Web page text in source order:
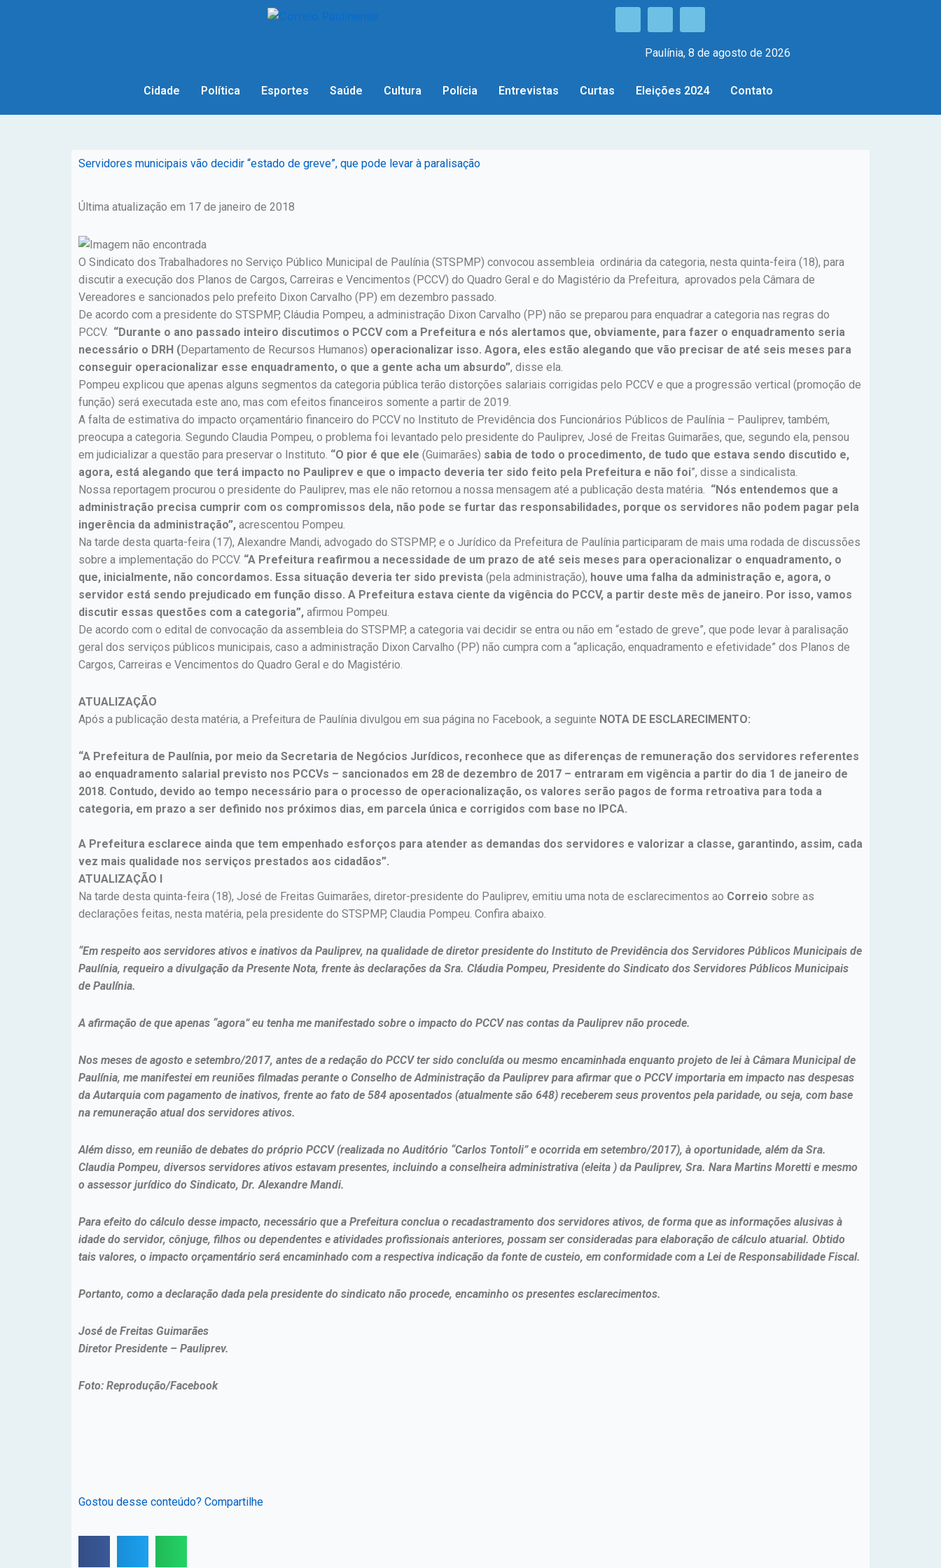
Paulínia, 8 de agosto de 2026
Cidade Política Esportes Saúde Cultura Polícia Entrevistas Curtas Eleições 2024 Contato
Servidores municipais vão decidir “estado de greve”, que pode levar à paralisação
Última atualização em 17 de janeiro de 2018
O Sindicato dos Trabalhadores no Serviço Público Municipal de Paulínia (STSPMP) convocou assembleia ordinária da categoria, nesta quinta-feira (18), para
discutir a execução dos Planos de Cargos, Carreiras e Vencimentos (PCCV) do Quadro Geral e do Magistério da Prefeitura, aprovados pela Câmara de
Vereadores e sancionados pelo prefeito Dixon Carvalho (PP) em dezembro passado.
De acordo com a presidente do STSPMP, Cláudia Pompeu, a administração Dixon Carvalho (PP) não se preparou para enquadrar a categoria nas regras do
PCCV. “Durante o ano passado inteiro discutimos o PCCV com a Prefeitura e nós alertamos que, obviamente, para fazer o enquadramento seria
necessário o DRH (Departamento de Recursos Humanos) operacionalizar isso. Agora, eles estão alegando que vão precisar de até seis meses para
conseguir operacionalizar esse enquadramento, o que a gente acha um absurdo”, disse ela.
Pompeu explicou que apenas alguns segmentos da categoria pública terão distorções salariais corrigidas pelo PCCV e que a progressão vertical (promoção de
função) será executada este ano, mas com efeitos financeiros somente a partir de 2019.
A falta de estimativa do impacto orçamentário financeiro do PCCV no Instituto de Previdência dos Funcionários Públicos de Paulínia – Pauliprev, também,
preocupa a categoria. Segundo Claudia Pompeu, o problema foi levantado pelo presidente do Pauliprev, José de Freitas Guimarães, que, segundo ela, pensou
em judicializar a questão para preservar o Instituto. “O pior é que ele (Guimarães) sabia de todo o procedimento, de tudo que estava sendo discutido e,
agora, está alegando que terá impacto no Pauliprev e que o impacto deveria ter sido feito pela Prefeitura e não foi”, disse a sindicalista.
Nossa reportagem procurou o presidente do Pauliprev, mas ele não retornou a nossa mensagem até a publicação desta matéria. “Nós entendemos que a
administração precisa cumprir com os compromissos dela, não pode se furtar das responsabilidades, porque os servidores não podem pagar pela
ingerência da administração”, acrescentou Pompeu.
Na tarde desta quarta-feira (17), Alexandre Mandi, advogado do STSPMP, e o Jurídico da Prefeitura de Paulínia participaram de mais uma rodada de discussões
sobre a implementação do PCCV. “A Prefeitura reafirmou a necessidade de um prazo de até seis meses para operacionalizar o enquadramento, o
que, inicialmente, não concordamos. Essa situação deveria ter sido prevista (pela administração), houve uma falha da administração e, agora, o
servidor está sendo prejudicado em função disso. A Prefeitura estava ciente da vigência do PCCV, a partir deste mês de janeiro. Por isso, vamos
discutir essas questões com a categoria”, afirmou Pompeu.
De acordo com o edital de convocação da assembleia do STSPMP, a categoria vai decidir se entra ou não em “estado de greve”, que pode levar à paralisação
geral dos serviços públicos municipais, caso a administração Dixon Carvalho (PP) não cumpra com a “aplicação, enquadramento e efetividade” dos Planos de
Cargos, Carreiras e Vencimentos do Quadro Geral e do Magistério.
ATUALIZAÇÃO
Após a publicação desta matéria, a Prefeitura de Paulínia divulgou em sua página no Facebook, a seguinte NOTA DE ESCLARECIMENTO:
“A Prefeitura de Paulínia, por meio da Secretaria de Negócios Jurídicos, reconhece que as diferenças de remuneração dos servidores referentes
ao enquadramento salarial previsto nos PCCVs – sancionados em 28 de dezembro de 2017 – entraram em vigência a partir do dia 1 de janeiro de
2018. Contudo, devido ao tempo necessário para o processo de operacionalização, os valores serão pagos de forma retroativa para toda a
categoria, em prazo a ser definido nos próximos dias, em parcela única e corrigidos com base no IPCA.
A Prefeitura esclarece ainda que tem empenhado esforços para atender as demandas dos servidores e valorizar a classe, garantindo, assim, cada
vez mais qualidade nos serviços prestados aos cidadãos”.
ATUALIZAÇÃO I
Na tarde desta quinta-feira (18), José de Freitas Guimarães, diretor-presidente do Pauliprev, emitiu uma nota de esclarecimentos ao Correio sobre as
declarações feitas, nesta matéria, pela presidente do STSPMP, Claudia Pompeu. Confira abaixo.
“Em respeito aos servidores ativos e inativos da Pauliprev, na qualidade de diretor presidente do Instituto de Previdência dos Servidores Públicos Municipais de
Paulínia, requeiro a divulgação da Presente Nota, frente às declarações da Sra. Cláudia Pompeu, Presidente do Sindicato dos Servidores Públicos Municipais
de Paulínia.
A afirmação de que apenas “agora” eu tenha me manifestado sobre o impacto do PCCV nas contas da Pauliprev não procede.
Nos meses de agosto e setembro/2017, antes de a redação do PCCV ter sido concluída ou mesmo encaminhada enquanto projeto de lei à Câmara Municipal de
Paulínia, me manifestei em reuniões filmadas perante o Conselho de Administração da Pauliprev para afirmar que o PCCV importaria em impacto nas despesas
da Autarquia com pagamento de inativos, frente ao fato de 584 aposentados (atualmente são 648) receberem seus proventos pela paridade, ou seja, com base
na remuneração atual dos servidores ativos.
Além disso, em reunião de debates do próprio PCCV (realizada no Auditório “Carlos Tontoli” e ocorrida em setembro/2017), à oportunidade, além da Sra.
Claudia Pompeu, diversos servidores ativos estavam presentes, incluindo a conselheira administrativa (eleita ) da Pauliprev, Sra. Nara Martins Moretti e mesmo
o assessor jurídico do Sindicato, Dr. Alexandre Mandi.
Para efeito do cálculo desse impacto, necessário que a Prefeitura conclua o recadastramento dos servidores ativos, de forma que as informações alusivas à
idade do servidor, cônjuge, filhos ou dependentes e atividades profissionais anteriores, possam ser consideradas para elaboração de cálculo atuarial. Obtido
tais valores, o impacto orçamentário será encaminhado com a respectiva indicação da fonte de custeio, em conformidade com a Lei de Responsabilidade Fiscal.
Portanto, como a declaração dada pela presidente do sindicato não procede, encaminho os presentes esclarecimentos.
José de Freitas Guimarães
Diretor Presidente – Pauliprev.
Foto: Reprodução/Facebook
Gostou desse conteúdo? Compartilhe